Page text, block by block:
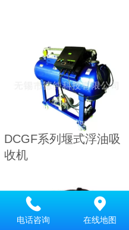
DCGF系列堰式浮油吸
收机
电话咨询 在线地图